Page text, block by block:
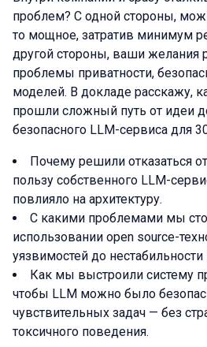
проблем? С одной стороны,
то мощное, затратив минимум
другой стороны, ваши желания
проблемы приватности,
моделей. В докладе расскажу,
прошли сложный путь от идеи
безопасного LLM-сервиса для
Почему решили отказаться
пользу собственного LLM-
повлияло на архитектуру.
С какими проблемами мы
использовании open source-
уязвимостей до нестабильности
Как мы выстроили систему
чтобы LLM можно было
чувствительных задач — без
токсичного поведения.